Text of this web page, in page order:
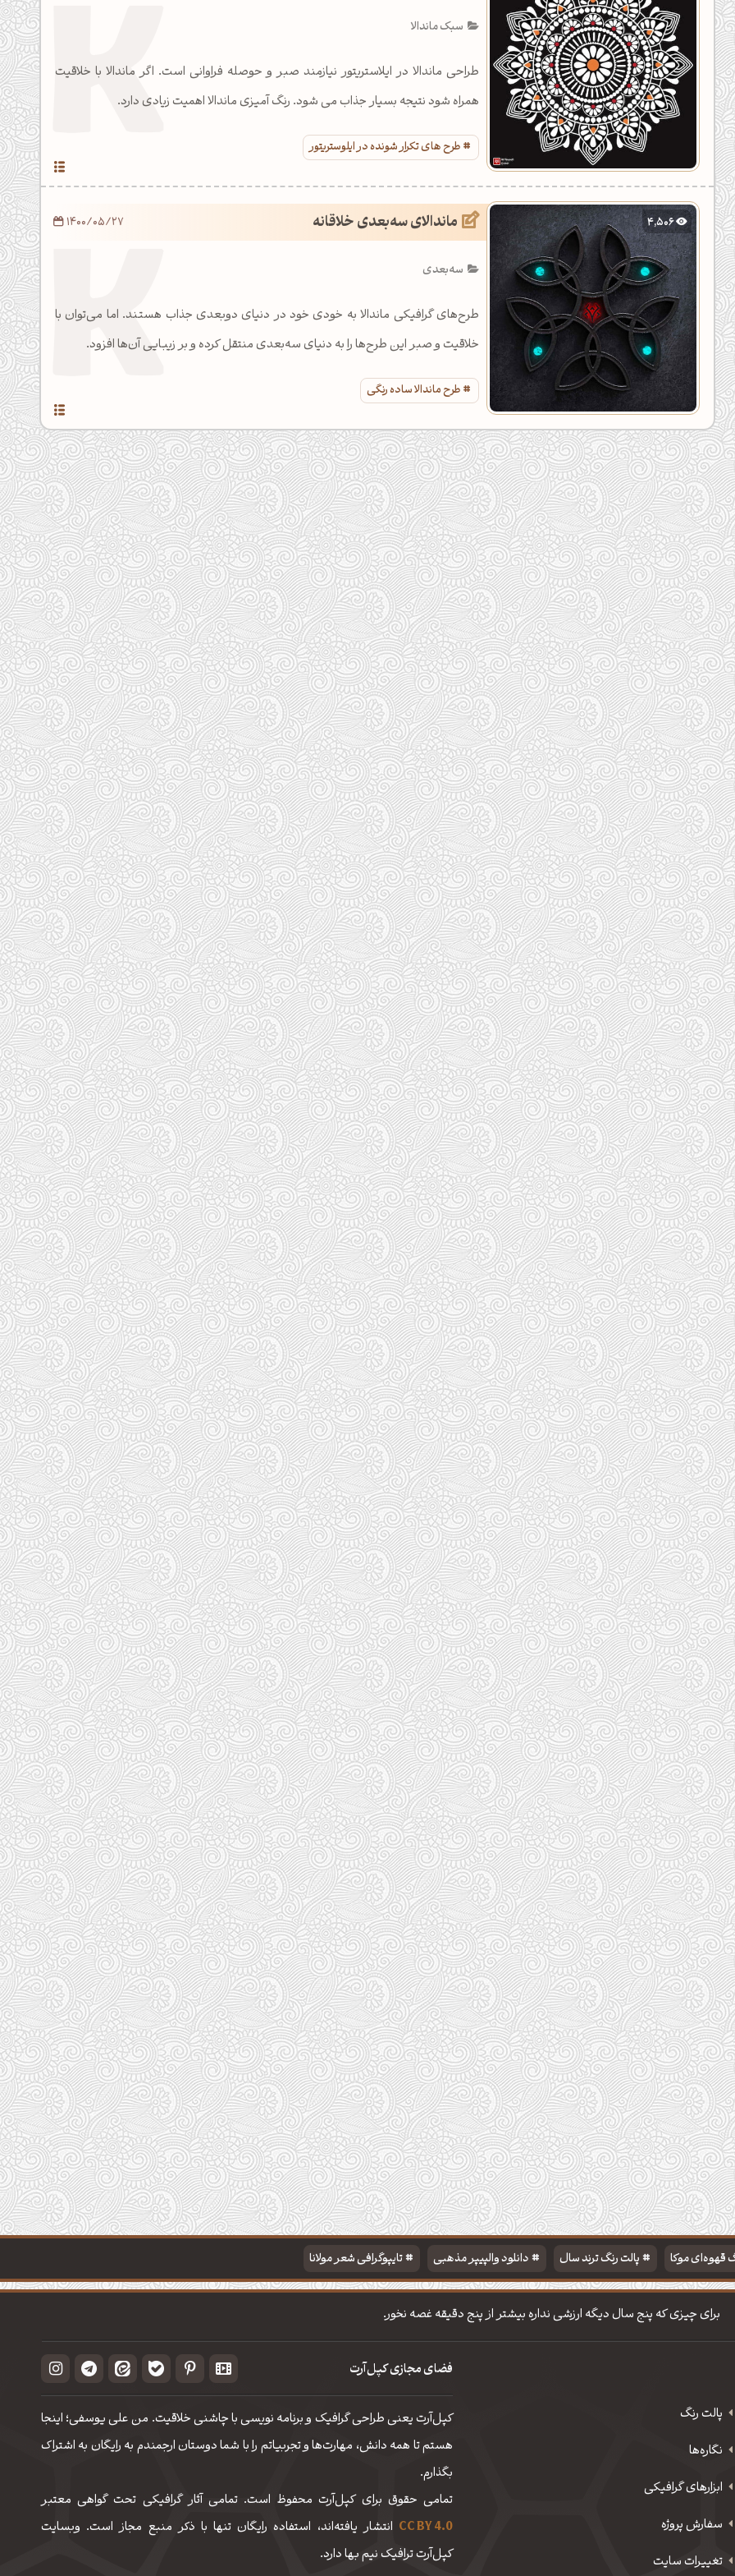
کدهای رنگ
رنگ مکمل
تمام ابزارها
سبک ماندالا
طراحی ماندالا در ایلاستریتور نیازمند صبر و حوصله فراوانی است. اگر ماندالا با خلاقیت
همراه شود نتیجه بسیار جذاب می شود. رنگ آمیزی ماندالا اهمیت زیادی دارد.
طرح های تکرار شونده در ایلوستریتور
4,506 ماندالای سه‌بعدی خلاقانه
سه‌بعدی
طرح‌های گرافیکی ماندالا به خودی خود در دنیای دوبعدی جذاب هستند. اما می‌توان با
خلاقیت و صبر این طرح‌ها را به دنیای سه‌بعدی منتقل کرده و بر زیبایی آن‌ها افزود.
طرح ماندالا ساده رنگی
1400/05/27
قهوه‌ای موکا پالت رنگ ترند سال دانلود والپیپر مذهبی تایپوگرافی شعر مولانا
برای چیزی که پنج سال دیگه ارزشی نداره بیشتر از پنج دقیقه غصه نخور.
پالت رنگ
نگاره‌ها
ابزارهای گرافیکی
سفارش پروژه
تغییرات سایت
فضای مجازی کپل‌آرت
کپل‌آرت یعنی طراحی گرافیک و برنامه نویسی با چاشنی خلاقیت. من علی یوسفی؛ اینجا
هستم تا همه دانش، مهارت‌‌ها و تجربیاتم را با شما دوستان ارجمندم به رایگان به اشتراک
بگذارم.
تمامی حقوق برای کپل‌آرت محفوظ است. تمامی آثار گرافیکی تحت گواهی معتبر
CC BY 4.0 انتشار یافته‌اند، استفاده رایگان تنها با ذکر منبع مجاز است. وبسایت
کپل‌آرت ترافیک نیم بها دارد.